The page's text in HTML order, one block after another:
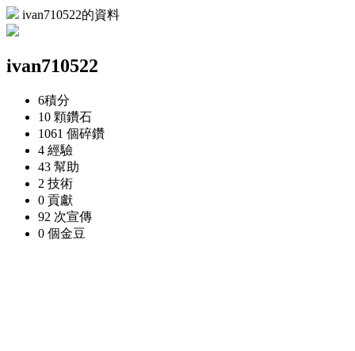
ivan710522的資料
ivan710522
6積分
10 顆鑽石
1061 個碎鑽
4 經驗
43 幫助
2 技術
0 貢獻
92 次宣傳
0 個金豆